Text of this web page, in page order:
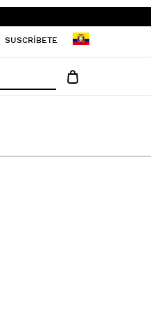
SUSCRÍBETE